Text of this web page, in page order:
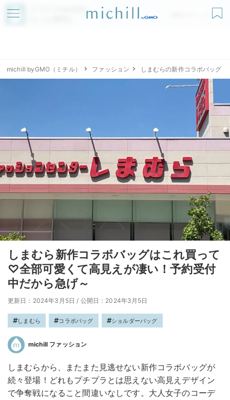
アプリでmichillが
無料ダウンロード
michill byGMO（ミチル） ファッション しまむらの新作コラボバッグ
しまむら新作コラボバッグはこれ買って
♡全部可愛くて高見えが凄い！予約受付
中だから急げ～
更新日：2024年3月5日 / 公開日：2024年3月5日
しまむら コラボバッグ ショルダーバッグ
michill ファッション
しまむらから、またまた見逃せない新作コラボバッグが
続々登場！どれもプチプラとは思えない高見えデザイン
で争奪戦になること間違いなしです。大人女子のコーデ